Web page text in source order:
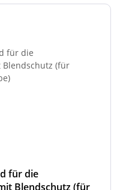
für die
Blendschutz (für